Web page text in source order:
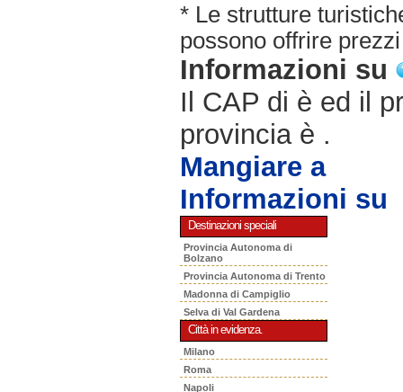
* Le strutture
possono offrire
Informazioni su
Il CAP di è ed il
provincia è .
Mangiare a
Informazioni su
Destinazioni speciali
Provincia Autonoma di
Bolzano
Provincia Autonoma di Trento
Madonna di Campiglio
Selva di Val Gardena
Città in evidenza.
Milano
Roma
Napoli